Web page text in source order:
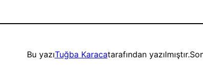
Bu yazıTuğba Karacatarafından yazılmıştır.